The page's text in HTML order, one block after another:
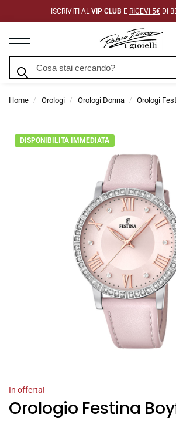
ISCRIVITI AL VIP CLUB E RICEVI 5€ DI
Home / Orologi / Orologi Donna / Orologi
DISPONIBILITA IMMEDIATA
In offerta!
Orologio Festina